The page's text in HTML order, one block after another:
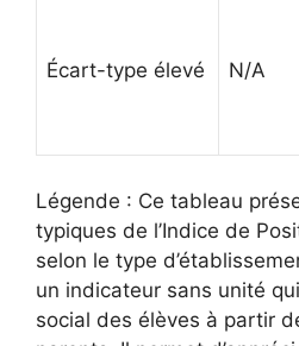
Écart-type élevé N/A
Légende : Ce tableau
typiques de l’Indice de
selon le type
un indicateur sans unité
social des élèves à partir